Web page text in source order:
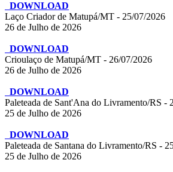
DOWNLOAD
Laço Criador de Matupá/MT - 25/07/2026
26 de Julho de 2026
DOWNLOAD
Crioulaço de Matupá/MT - 26/07/2026
26 de Julho de 2026
DOWNLOAD
Paleteada de Sant'Ana do Livramento/RS -
25 de Julho de 2026
DOWNLOAD
Paleteada de Santana do Livramento/RS -
25 de Julho de 2026